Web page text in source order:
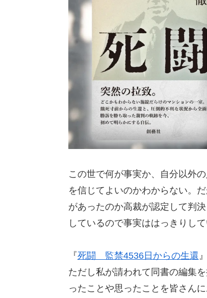
この世で何が事実か、自分以外
を信じてよいのかわからない。
があったのか高裁が認定して判
しているので事実ははっきりして
『死闘 監禁4536日からの生還
ただし私が請われて同書の編集
ったことや思ったことを皆さん